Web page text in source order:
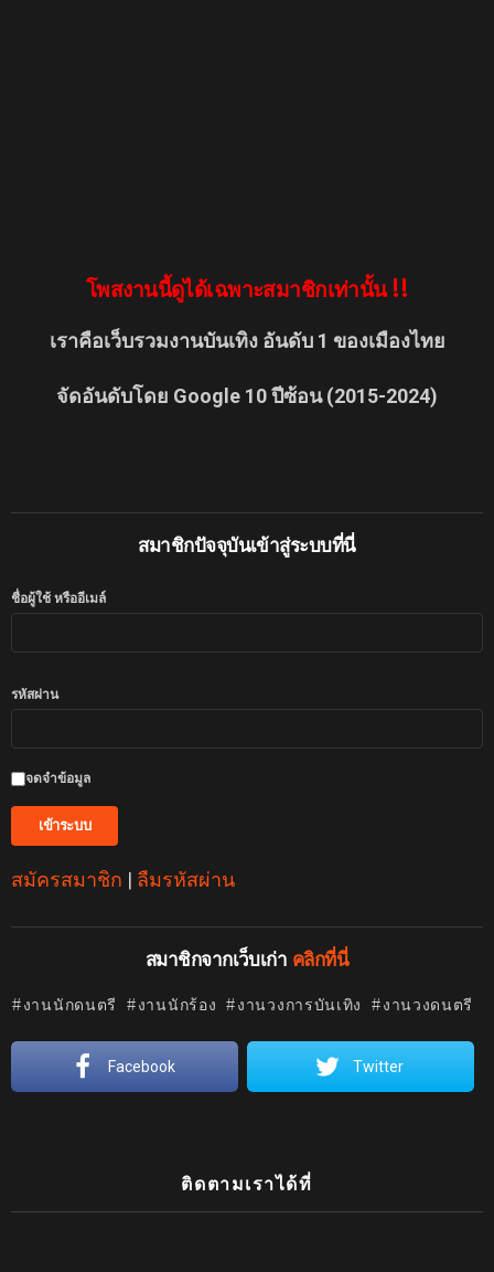
โพสงานนี้ดูได้เฉพาะสมาชิกเท่านั้น !!
เราคือเว็บรวมงานบันเทิง อันดับ 1 ของเมืองไทย
จัดอันดับโดย Google 10 ปีซ้อน (2015-2024)
สมาชิกปัจจุบันเข้าสู่ระบบที่นี่
ชื่อผู้ใช้ หรืออีเมล์
รหัสผ่าน
จดจำข้อมูล
สมัครสมาชิก | ลืมรหัสผ่าน
สมาชิกจากเว็บเก่า คลิกที่นี่
งานนักดนตรี งานนักร้อง งานวงการบันเทิง งานวงดนตรี
Facebook Twitter
ติดตามเราได้ที่